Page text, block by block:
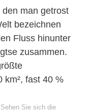
man getrost
bezeichnen
Fluss hinunter
zusammen.
km², fast 40 %
Sehen Sie sich die